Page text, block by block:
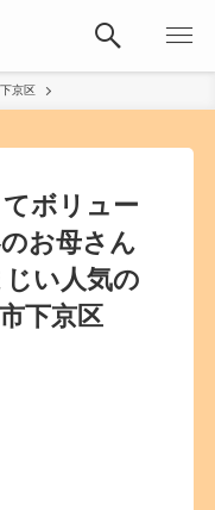
京区
ボリュー
お母さん
い人気の
下京区